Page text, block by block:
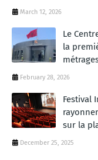
March 12, 2026
Le
la
February 28, 2026
Festival
sur la
December 25, 2025